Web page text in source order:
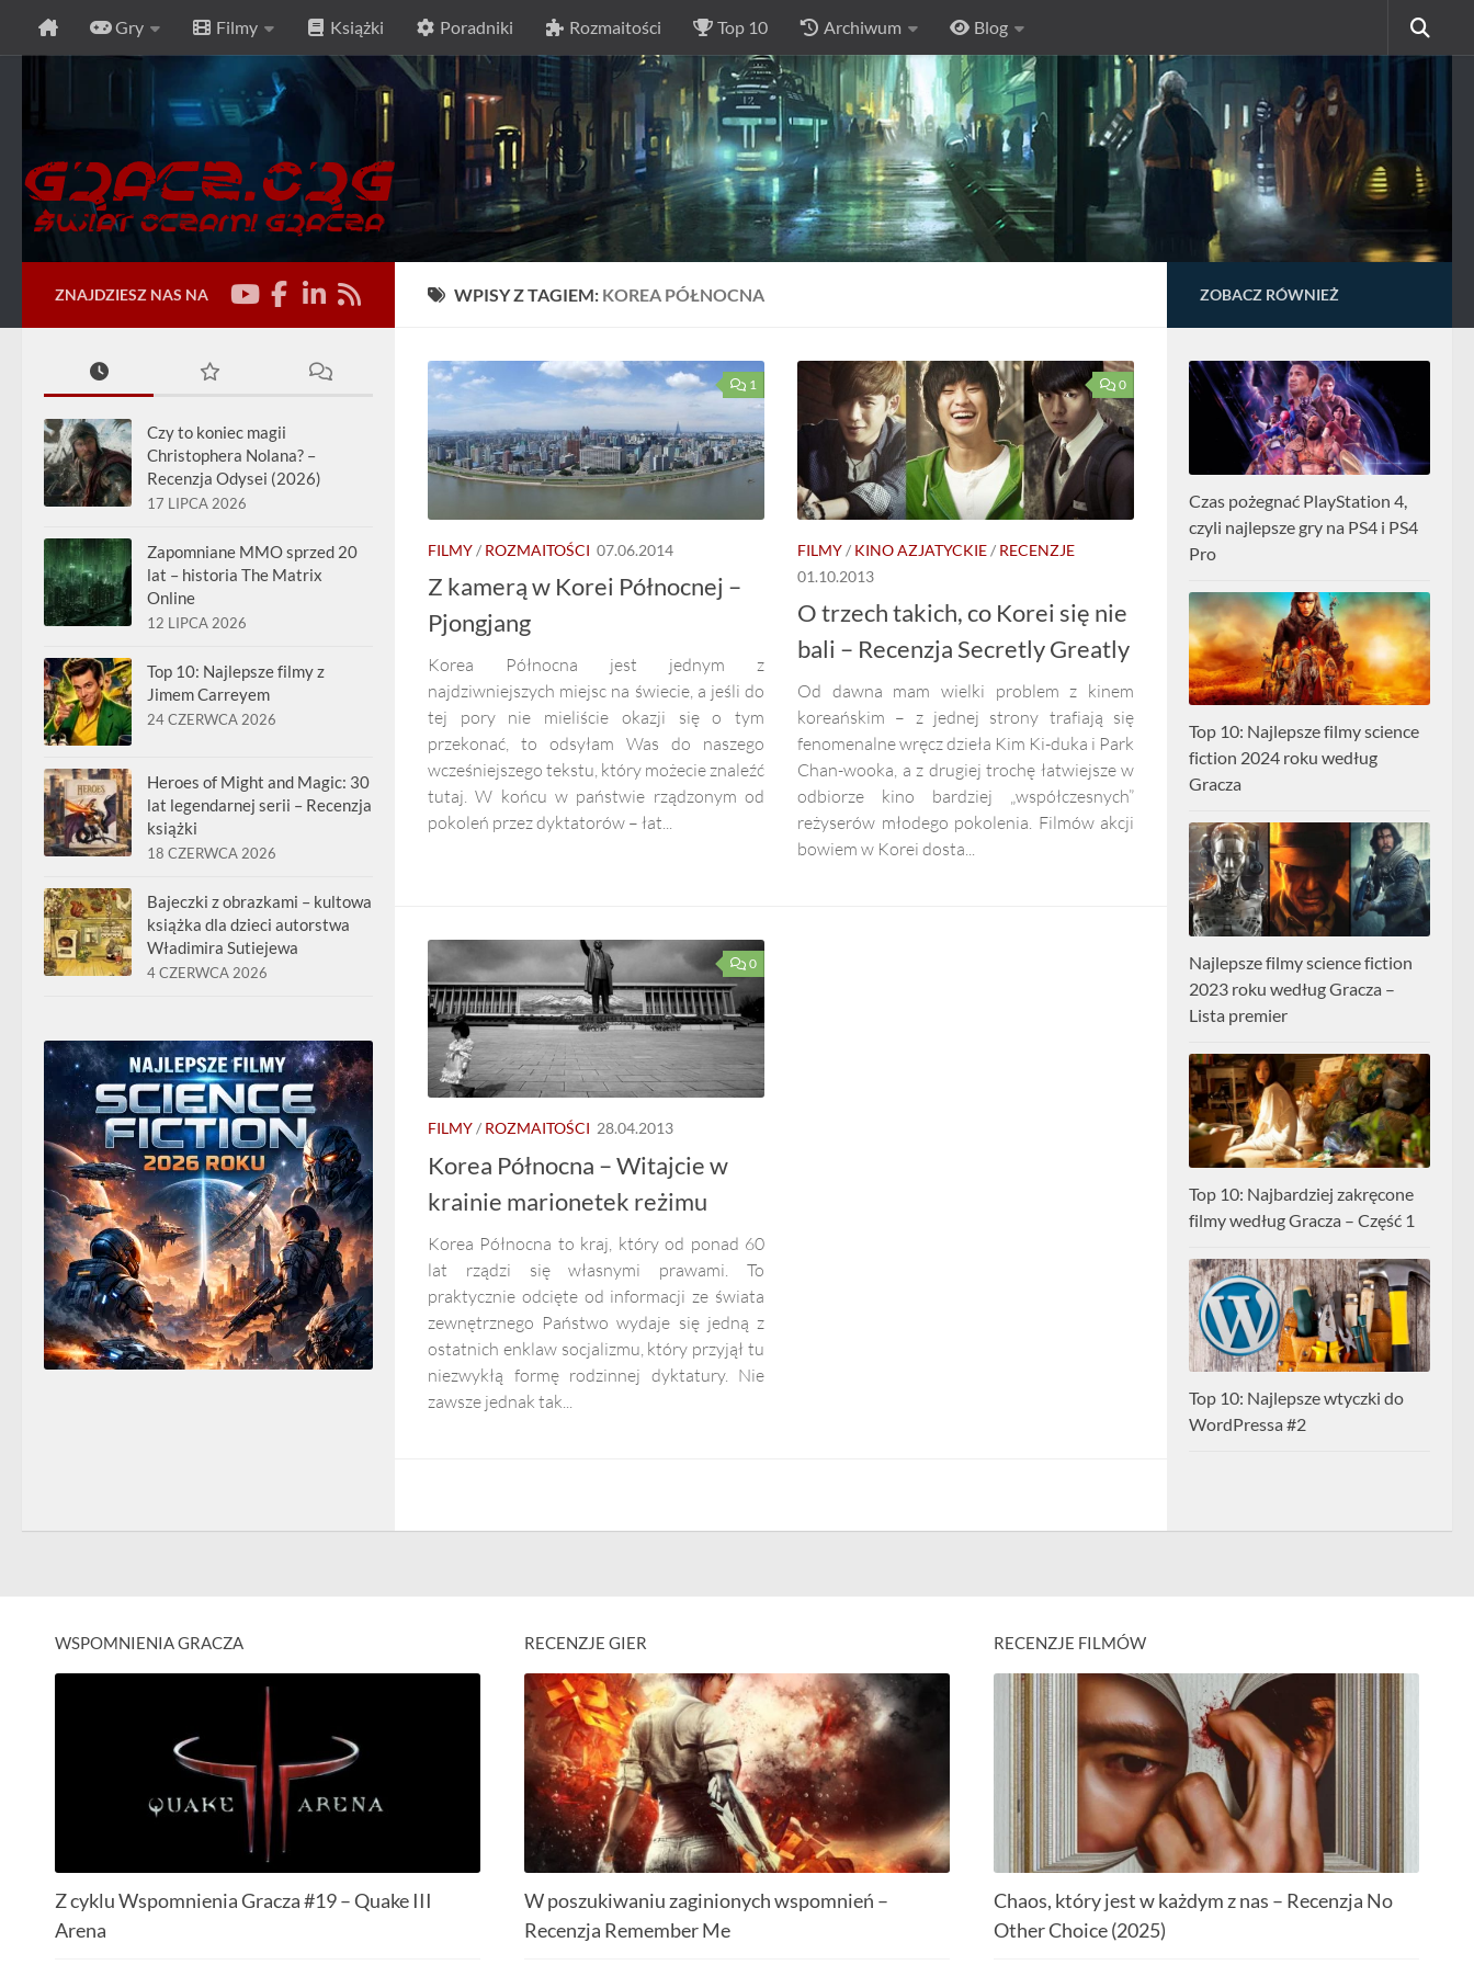
Przeskocz do treści
Gry Filmy Książki Poradniki Rozmaitości Top 10 Archiwum Blog
WPISY Z TAGIEM: KOREA PÓŁNOCNA
1
FILMY/ ROZMAITOŚCI 07.06.2014
Z kamerą w Korei Północnej –
Pjongjang
Korea Północna jest jednym z
najdziwniejszych miejsc na świecie, a jeśli do
tej pory nie mieliście okazji się o tym
przekonać, to odsyłam Was do naszego
wcześniejszego tekstu, który możecie znaleźć
tutaj. W końcu w państwie rządzonym od
pokoleń przez dyktatorów – łat...
0
FILMY/ KINO AZJATYCKIE/ RECENZJE
01.10.2013
O trzech takich, co Korei się nie
bali – Recenzja Secretly Greatly
Od dawna mam wielki problem z kinem
koreańskim – z jednej strony trafiają się
fenomenalne wręcz dzieła Kim Ki-duka i Park
Chan-wooka, a z drugiej trochę łatwiejsze w
odbiorze kino bardziej „współczesnych”
reżyserów młodego pokolenia. Filmów akcji
bowiem w Korei dosta...
0
FILMY/ ROZMAITOŚCI 28.04.2013
Korea Północna – Witajcie w
krainie marionetek reżimu
Korea Północna to kraj, który od ponad 60
lat rządzi się własnymi prawami. To
praktycznie odcięte od informacji ze świata
zewnętrznego Państwo wydaje się jedną z
ostatnich enklaw socjalizmu, który przyjął tu
niezwykłą formę rodzinnej dyktatury. Nie
zawsze jednak tak...
ZNAJDZIESZ NAS NA
Czy to koniec magii
Christophera Nolana? –
Recenzja Odysei (2026)
17 LIPCA 2026
Zapomniane MMO sprzed 20
lat – historia The Matrix
Online
12 LIPCA 2026
Top 10: Najlepsze filmy z
Jimem Carreyem
24 CZERWCA 2026
Heroes of Might and Magic: 30
lat legendarnej serii – Recenzja
książki
18 CZERWCA 2026
Bajeczki z obrazkami – kultowa
książka dla dzieci autorstwa
Władimira Sutiejewa
4 CZERWCA 2026
ZOBACZ RÓWNIEŻ
Czas pożegnać PlayStation 4,
czyli najlepsze gry na PS4 i PS4
Pro
Top 10: Najlepsze filmy science
fiction 2024 roku według
Gracza
Najlepsze filmy science fiction
2023 roku według Gracza –
Lista premier
Top 10: Najbardziej zakręcone
filmy według Gracza – Część 1
Top 10: Najlepsze wtyczki do
WordPressa #2
WSPOMNIENIA GRACZA
Z cyklu Wspomnienia Gracza #19 – Quake III
Arena
RECENZJE GIER
W poszukiwaniu zaginionych wspomnień –
Recenzja Remember Me
RECENZJE FILMÓW
Chaos, który jest w każdym z nas – Recenzja No
Other Choice (2025)